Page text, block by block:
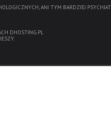
ANI TYM BARDZIEJ
DHOSTING.PL